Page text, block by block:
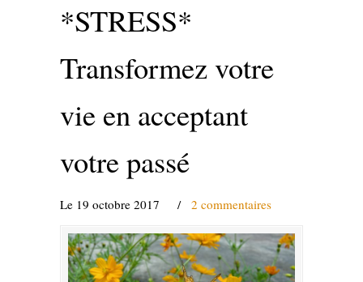
*STRESS*
Transformez votre
vie en acceptant
votre passé
Le 19 octobre 2017 / 2 commentaires